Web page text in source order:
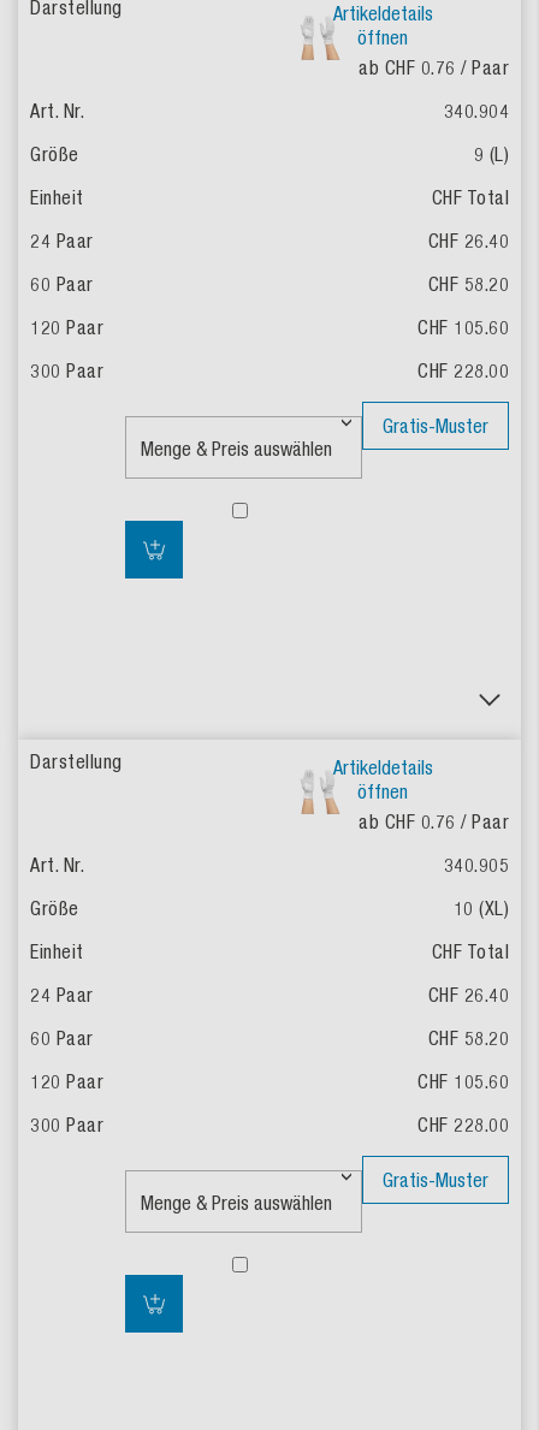
Artikeldetails
öffnen
ab CHF 0.76 / Paar
340.904
9 (L)
CHF Total
CHF 26.40
CHF 58.20
CHF 105.60
CHF 228.00
Gratis-Muster
Artikeldetails
öffnen
ab CHF 0.76 / Paar
340.905
10 (XL)
CHF Total
CHF 26.40
CHF 58.20
CHF 105.60
CHF 228.00
Gratis-Muster